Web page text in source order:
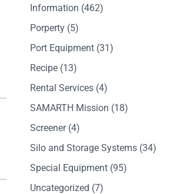
Information (462)
Porperty (5)
Port Equipment (31)
Recipe (13)
Rental Services (4)
SAMARTH Mission (18)
Screener(4)
Silo and Storage Systems (34)
Special Equipment (95)
Uncategorized (7)